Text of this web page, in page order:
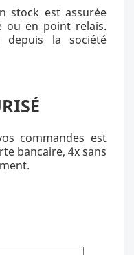
stock est assurée
ou en point relais.
depuis la société
commandes est
bancaire, 4x sans